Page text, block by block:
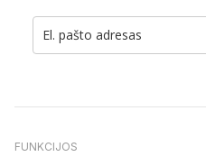
FUNKCIJOS